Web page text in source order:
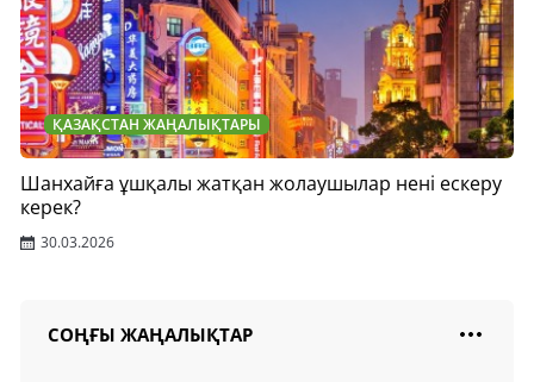
ҚАЗАҚСТАН ЖАҢАЛЫҚТАРЫ
Шанхайға ұшқалы жатқан жолаушылар нені ескеру
керек?
30.03.2026
СОҢҒЫ ЖАҢАЛЫҚТАР